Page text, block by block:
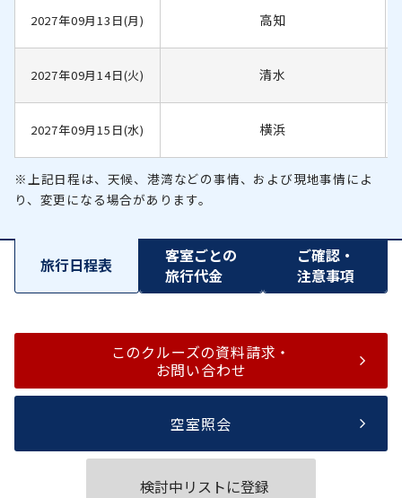
2027年09月13日(月) 高知
2027年09月14日(火) 清水
2027年09月15日(水) 横浜
※上記日程は、天候、港湾などの事情、および現地事情によ
り、変更になる場合があります。
旅行日程表
客室ごとの
旅行代金
ご確認・
注意事項
このクルーズの資料請求・
お問い合わせ
空室照会
検討中リストに登録